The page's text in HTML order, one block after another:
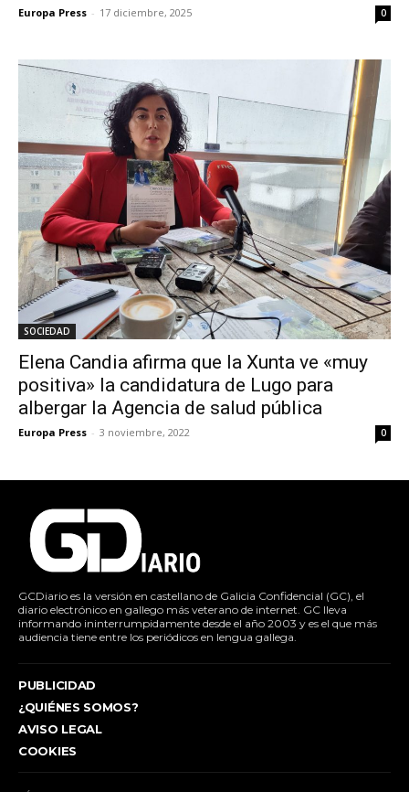
Europa Press - 17 diciembre, 2025 0
SOCIEDAD
Elena Candia afirma que la Xunta ve «muy
positiva» la candidatura de Lugo para
albergar la Agencia de salud pública
Europa Press - 3 noviembre, 2022 0
GCDiario es la versión en castellano de Galicia Confidencial (GC), el
diario electrónico en gallego más veterano de internet. GC lleva
informando ininterrumpidamente desde el año 2003 y es el que más
audiencia tiene entre los periódicos en lengua gallega.
PUBLICIDAD
¿QUIÉNES SOMOS?
AVISO LEGAL
COOKIES